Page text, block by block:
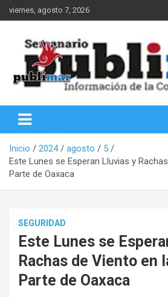
Saltar
al
viernes, agosto 7, 2026
PubliMar
Inicio 2024 agosto
5
Este Lunes se Esperan Lluvias y
Parte de Oaxaca
SEGURIDAD
Este Lunes se
Rachas de Viento en
Parte de Oaxaca